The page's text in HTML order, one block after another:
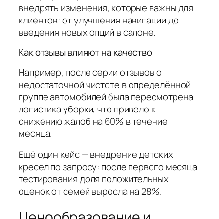
внедрять изменения, которые важны для
клиентов: от улучшения навигации до
введения новых опций в салоне.
Как отзывы влияют на качество
Например, после серии отзывов о
недостаточной чистоте в определённой
группе автомобилей была пересмотрена
логистика уборки, что привело к
снижению жалоб на 60% в течение
месяца.
Ещё один кейс — внедрение детских
кресел по запросу: после первого месяца
тестирования доля положительных
оценок от семей выросла на 28%.